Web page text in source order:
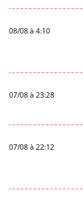
08/08 à 4:10
07/08 à 23:28
07/08 à 22:12